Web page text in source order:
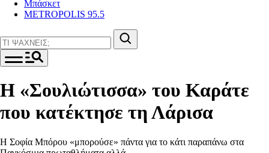
Μπάσκετ
METROPOLIS 95.5
Η «Σουλιώτισσα» του Καράτε
που κατέκτησε τη Λάρισα
Η Σοφία Μπόρου «μπορούσε» πάντα για το κάτι παραπάνω στα